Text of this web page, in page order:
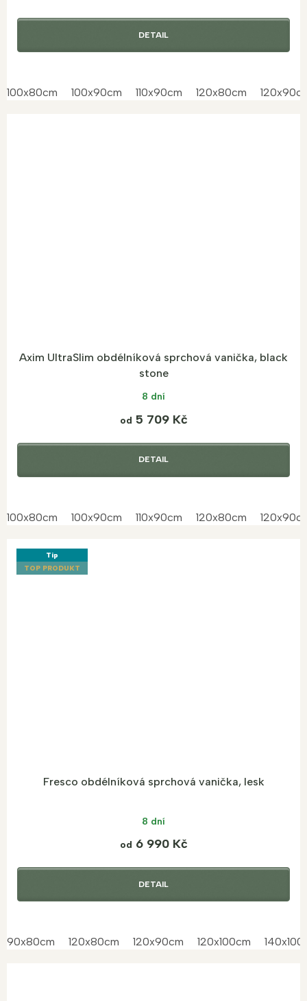
DETAIL
100x80cm 100x90cm 110x90cm 120x80cm
Axim UltraSlim obdélníková sprchová vanička, black
stone
8 dní
od 5 709 Kč
DETAIL
100x80cm 100x90cm 110x90cm 120x80cm
Tip
TOP PRODUKT
Fresco obdélníková sprchová vanička, lesk
8 dní
od 6 990 Kč
DETAIL
90x80cm 120x80cm 120x90cm 120x100cm